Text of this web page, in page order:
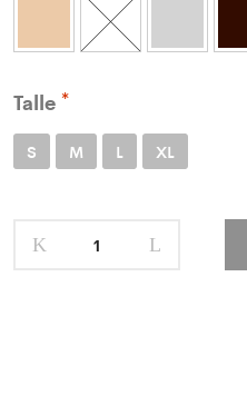
Talle
S M L XL